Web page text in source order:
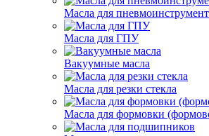
Масла для
Масла для ГПУ
Вакуумные масла
Масла для резки стекла
Масла для формовки